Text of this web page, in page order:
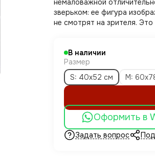
немаловажной
зверьком: ее фигура
не смотрят на зрителя.
В наличии
Размер
S: 40х52 см
M:
Оформить в
Задать вопрос